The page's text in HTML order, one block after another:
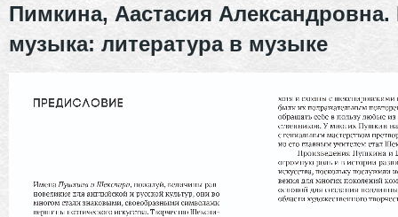
Пимкина, Аастасия
музыка: литература в музыке